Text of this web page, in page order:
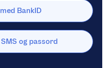
BankID
og passord